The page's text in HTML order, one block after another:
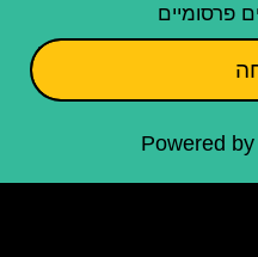
פרסומיים
Powered by